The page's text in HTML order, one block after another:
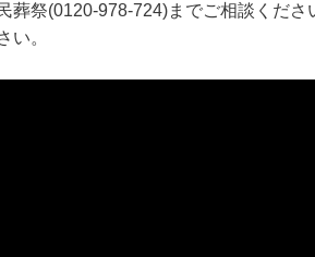
葬祭(0120-978-724)までご相談くだ
い。